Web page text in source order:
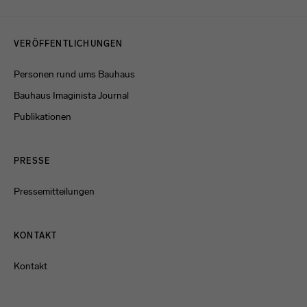
VERÖFFENTLICHUNGEN
Personen rund ums Bauhaus
Bauhaus Imaginista Journal
Publikationen
PRESSE
Pressemitteilungen
KONTAKT
Kontakt